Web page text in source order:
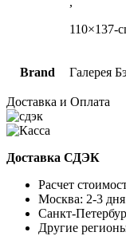
110×137-
Brand Галерея
Доставка и Оплата
Доставка СДЭК
Расчет
Москва: 2-3
Санкт-
Другие